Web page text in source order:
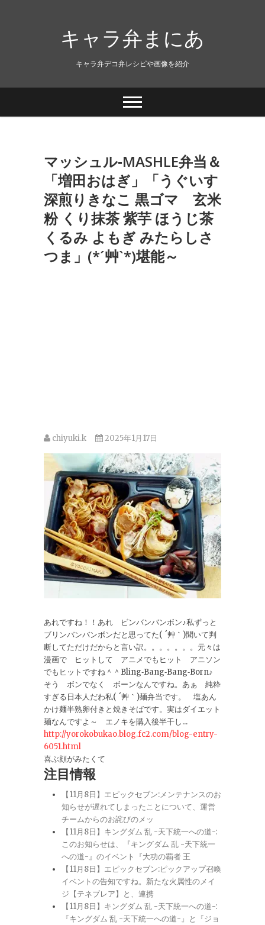
キャラ弁まにあ
キャラ弁デコ弁レシピや画像を紹介
マッシュル‐MASHLE弁当＆
「増田おはぎ」「うぐいす
深煎りきなこ 黒ゴマ 玄米
粉 くり抹茶 紫芋 ほうじ茶
くるみ よもぎ みたらしさ
つま」(*´艸`*)堪能～
chiyuki.k 2025年1月17日
あれですね！！あれ ビンバンバンボン♪私ずっと
ブリンバンバンボンだと思ってた( ´艸｀)聞いて判
断してただけだからと言い訳。。。。。。。元々は
漫画で ヒットして アニメでもヒット アニソン
でもヒットですね＾＾Bling‐Bang‐Bang‐Born♪
そう ボンでなく ボーンなんですね。あぁ 純粋
すぎる日本人だわ私( ´艸｀)麺弁当です。 塩あん
かけ麺半熟卵付きと焼きそばです。実はダイエット
麺なんですよ～ エノキを購入後半干し...
http://yorokobukao.blog.fc2.com/blog-entry-
6051.html
喜ぶ顔がみたくて
注目情報
【11月8日】エピックセブン:メンテナンスのお
知らせが遅れてしまったことについて、運営
チームからのお詫びのメッ
【11月8日】キングダム 乱 -天下統一への道-:
このお知らせは、『キングダム 乱 -天下統一
への道-』のイベント『大功の覇者 王
【11月8日】エピックセブン:ピックアップ召喚
イベントの告知ですね。新たな火属性のメイ
ジ【テネブレア】と、連携
【11月8日】キングダム 乱 -天下統一への道-:
『キングダム 乱 -天下統一への道-』と『ジョ